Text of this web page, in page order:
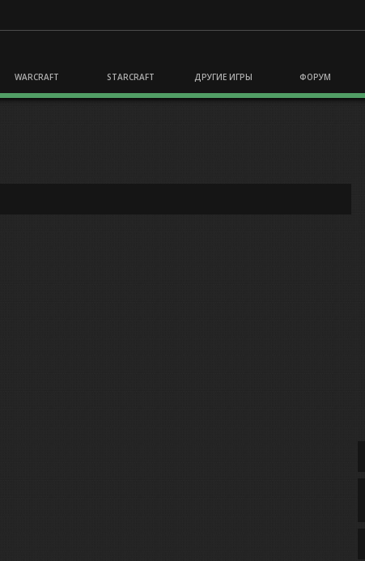
WARCRAFT STARCRAFT ДРУГИЕ ИГРЫ ФОРУМ